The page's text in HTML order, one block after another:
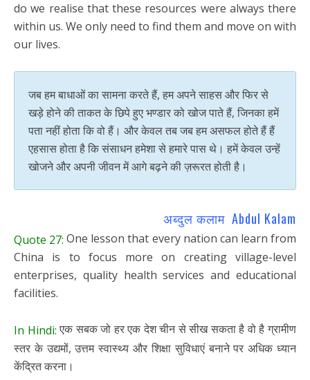
do we realise that these resources were always there
within us. We only need to find them and move on with
our lives.
जब हम बाधाओं का सामना करते हैं, हम अपने साहस और फिर से
खड़े होने की ताकत के छिपे हुए भण्डार को खोज पाते हैं, जिनका हमें
पता नहीं होता कि वो हैं। और केवल तब जब हम असफल होते हैं हैं
एहसास होता है कि संसाधन हमेशा से हमारे पास थे। हमें केवल उन्हें
खोजने और अपनी जीवन में आगे बढ़ने की ज़रूरत होती है।
अब्दुल कलाम Abdul Kalam
Quote 27: One lesson that every nation can learn from
China is to focus more on creating village-level
enterprises, quality health services and educational
facilities.
In Hindi:एक सबक जो हर एक देश चीन से सीख सकता है वो है ग्रामीण
स्तर के उद्यमों, उत्तम स्वास्थ्य और शिक्षा सुविधाएं बनाने पर अधिक ध्यान
केंद्रित करना।